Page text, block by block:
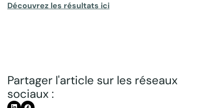
Découvrez les résultats ici
Partager l'article sur les réseaux
sociaux :